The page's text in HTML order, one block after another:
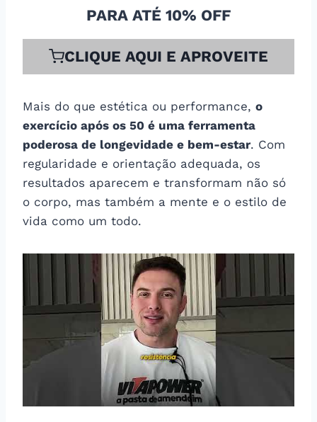
PARA ATÉ 10% OFF
CLIQUE AQUI E APROVEITE
Mais do que estética ou performance, o
exercício após os 50 é uma ferramenta
poderosa de longevidade e bem-estar. Com
regularidade e orientação adequada, os
resultados aparecem e transformam não só
o corpo, mas também a mente e o estilo de
vida como um todo.